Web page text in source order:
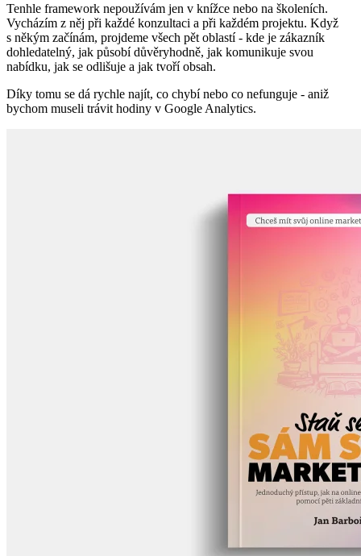
Tenhle framework nepoužívám jen v knížce nebo na školeních.
Vycházím z něj při každé konzultaci a při každém projektu. Když
s někým začínám, projdeme všech pět oblastí - kde je zákazník
dohledatelný, jak působí důvěryhodně, jak komunikuje svou
nabídku, jak se odlišuje a jak tvoří obsah.
Díky tomu se dá rychle najít, co chybí nebo co nefunguje - aniž
bychom museli trávit hodiny v Google Analytics.